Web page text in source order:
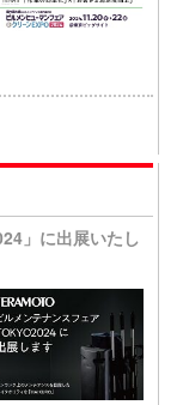
」に出展いたし